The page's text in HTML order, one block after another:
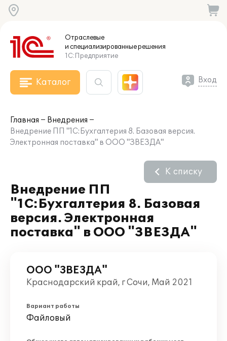
Отраслевые
и специализированныерешения
1С:Предприятие
Каталог Вход
Главная
Внедрения
Внедрение ПП "1С:Бухгалтерия 8. Базовая версия.
Электронная поставка" в ООО "ЗВЕЗДА"
Внедрение ПП
"1С:Бухгалтерия 8. Базовая
версия. Электронная
поставка" в ООО "ЗВЕЗДА"
К списку
ООО "ЗВЕЗДА"
Краснодарский край, г Сочи, Май 2021
Вариант работы
Файловый